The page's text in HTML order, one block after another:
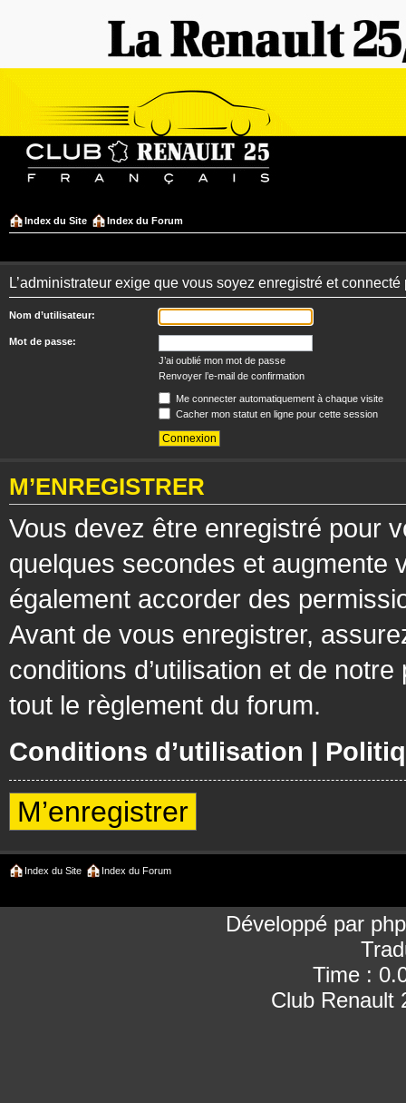
Index du Site Index du Forum
L’administrateur exige que vous soyez enregistré et
Nom d’utilisateur:
Mot de passe:
J’ai oublié mon mot de passe
Renvoyer l’e-mail de confirmation
Me connecter automatiquement à chaque visite
Cacher mon statut en ligne pour cette session
M’ENREGISTRER
Vous devez être enregistré pour
quelques secondes et augmente
également accorder des
Avant de vous enregistrer,
conditions d’utilisation et de
tout le règlement du forum.
Conditions d’utilisation |
M’enregistrer
Index du Site Index du Forum
Développé par
Time :
Club Renault